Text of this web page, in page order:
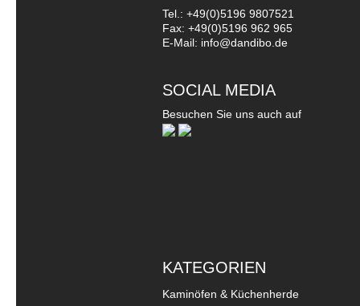
Tel.: +49(0)5196 9807521
Fax: +49(0)5196 962 965
E-Mail: info@dandibo.de
SOCIAL MEDIA
Besuchen Sie uns auch auf
KATEGORIEN
Kaminöfen & Küchenherde